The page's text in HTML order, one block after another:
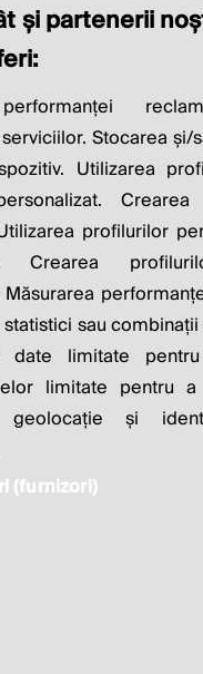
Despre
și partenerii
Stocarea
Utilizarea
profilurilor
Crearea
sau
date limitate
limitate pentru
și
(furnizori)